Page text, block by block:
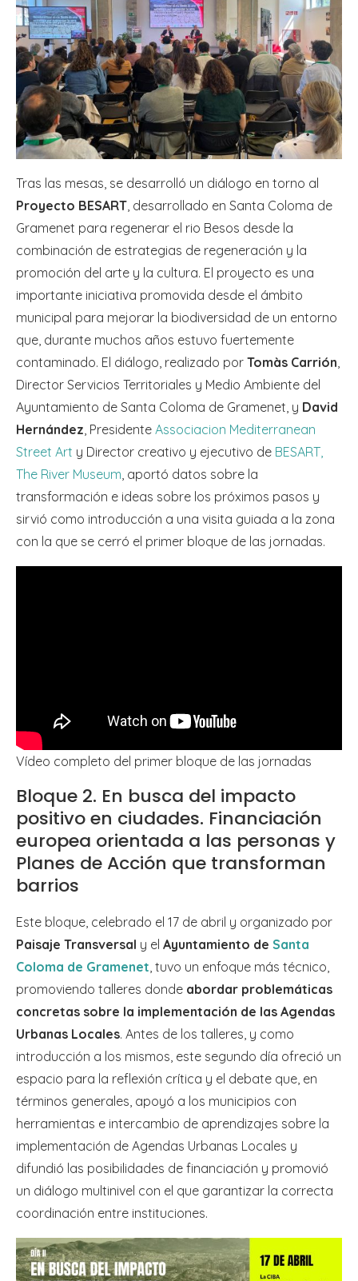
Tras las mesas, se desarrolló un diálogo en torno al
Proyecto BESART, desarrollado en Santa Coloma de
Gramenet para regenerar el rio Besos desde la
combinación de estrategias de regeneración y la
promoción del arte y la cultura. El proyecto es una
importante iniciativa promovida desde el ámbito
municipal para mejorar la biodiversidad de un entorno
que, durante muchos años estuvo fuertemente
contaminado. El diálogo, realizado por Tomàs Carrión,
Director Servicios Territoriales y Medio Ambiente del
Ayuntamiento de Santa Coloma de Gramenet, y David
Hernández, Presidente Associacion Mediterranean
Street Art y Director creativo y ejecutivo de BESART,
The River Museum, aportó datos sobre la
transformación e ideas sobre los próximos pasos y
sirvió como introducción a una visita guiada a la zona
con la que se cerró el primer bloque de las jornadas.
Vídeo completo del primer bloque de las jornadas
Bloque 2. En busca del impacto
positivo en ciudades. Financiación
europea orientada a las personas y
Planes de Acción que transforman
barrios
Este bloque, celebrado el 17 de abril y organizado por
Paisaje Transversal y el Ayuntamiento de Santa
Coloma de Gramenet , tuvo un enfoque más técnico,
promoviendo talleres donde abordar problemáticas
concretas sobre la implementación de las Agendas
Urbanas Locales. Antes de los talleres, y como
introducción a los mismos, este segundo día ofreció un
espacio para la reflexión crítica y el debate que, en
términos generales, apoyó a los municipios con
herramientas e intercambio de aprendizajes sobre la
implementación de Agendas Urbanas Locales y
difundió las posibilidades de financiación y promovió
un diálogo multinivel con el que garantizar la correcta
coordinación entre instituciones.